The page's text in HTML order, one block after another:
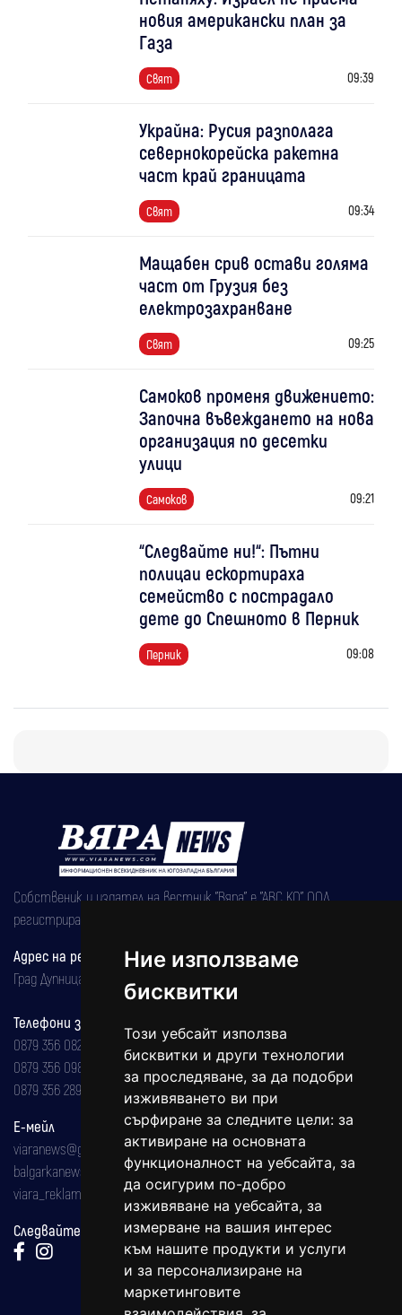
Ние използваме
бисквитки
Този уебсайт използва
бисквитки и други технологии
за проследяване, за да подобри
изживяването ви при
сърфиране за следните цели: за
активиране на основната
функционалност на уебсайта, за
да осигурим по-добро
изживяване на уебсайта, за
измерване на вашия интерес
към нашите продукти и услуги
и за персонализиране на
маркетинговите
новия американски план за
Газа
Свят 09:39
Украйна: Русия разполага
севернокорейска ракетна
част край границата
Свят 09:34
Мащабен срив остави голяма
част от Грузия без
електрозахранване
Свят 09:25
Самоков променя движението:
Започна въвеждането на нова
организация по десетки
улици
Самоков 09:21
“Следвайте ни!“: Пътни
полицаи ескортираха
семейство с пострадало
дете до Спешното в Перник
Перник 09:08
Собственик и издател на вестник "Вяра" е "АВС КО" ООД,
регистрирана на 08.05.2002 година.
Адрес на редакцията
Град Дупница, ул.''Христо Ботев" 43
Телефони за реклама и абонаменти
0879 356 082
0879 356 098
0879 356 289
Е-мейл
viaranews@gmail.com
balgarkanews@gmail.com
viara_reklama@mail.bg
Следвайте ни: